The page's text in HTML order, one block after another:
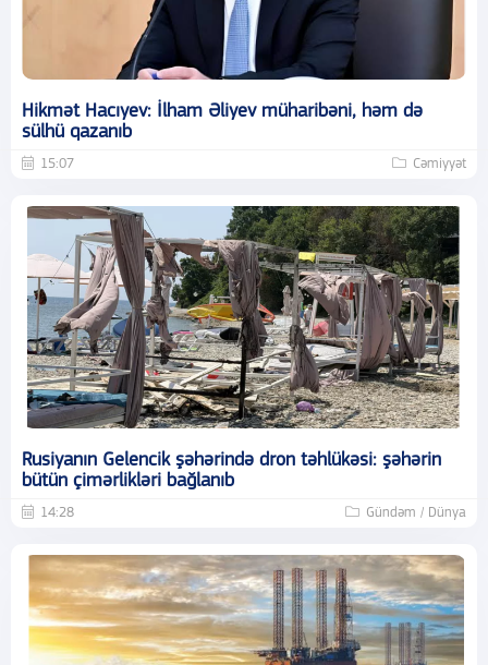
Hikmət Hacıyev: İlham Əliyev müharibəni, həm də
sülhü qazanıb
15:07 Cəmiyyət
Rusiyanın Gelencik şəhərində dron təhlükəsi: şəhərin
bütün çimərlikləri bağlanıb
14:28 Gündəm / Dünya